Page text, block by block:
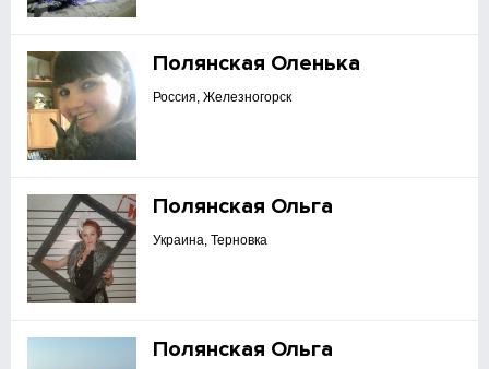
Полянская Оленька
Россия, Железногорск
Полянская Ольга
Украина, Терновка
Полянская Ольга